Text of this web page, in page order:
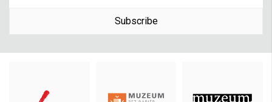
Subscribe